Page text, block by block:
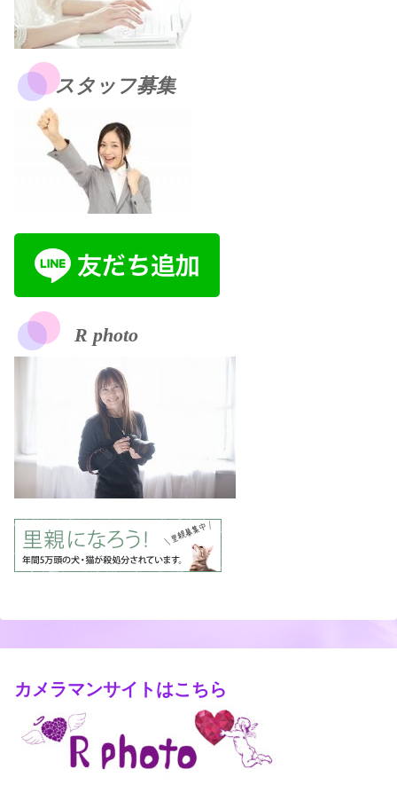
スタッフ募集
R photo
カメラマンサイトはこちら